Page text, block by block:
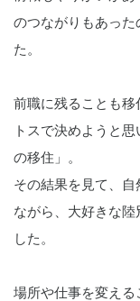
のつながりもあった
た。
前職に残ることも
トスで決めようと
の移住」。
その結果を見て、
ながら、大好きな
した。
場所や仕事を変える